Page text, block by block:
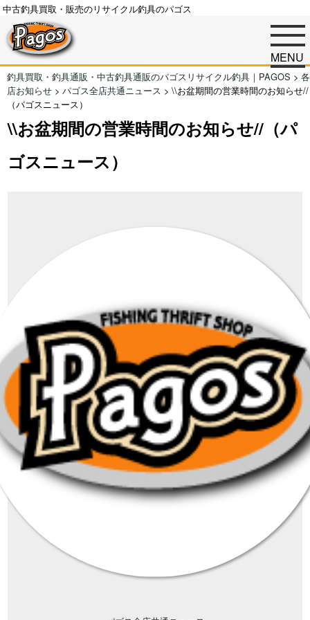
中古釣具買取・販売のリサイクル釣具のパゴス
MENU
釣具買取・釣具通販・中古釣具通販のパゴスリサイクル釣具｜PAGOS > 各
店お知らせ > パゴス全店共通ニュース > \\お盆期間の営業時間のお知らせ//
（パゴスニュース）
\\お盆期間の営業時間のお知らせ//（パ
ゴスニュース）